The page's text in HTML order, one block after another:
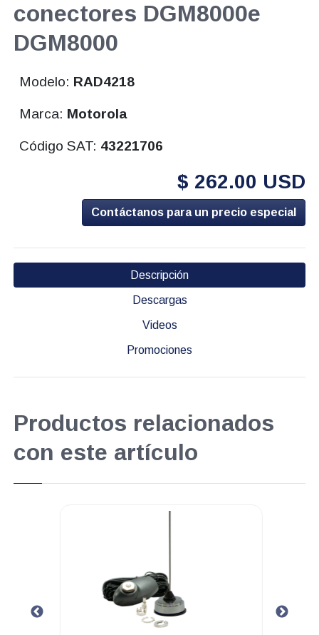
conectores DGM8000e
DGM8000
Modelo: RAD4218
Marca: Motorola
Código SAT: 43221706
$ 262.00 USD
Contáctanos para un precio especial
Descripción
Descargas
Videos
Promociones
Productos relacionados
con este artículo
.